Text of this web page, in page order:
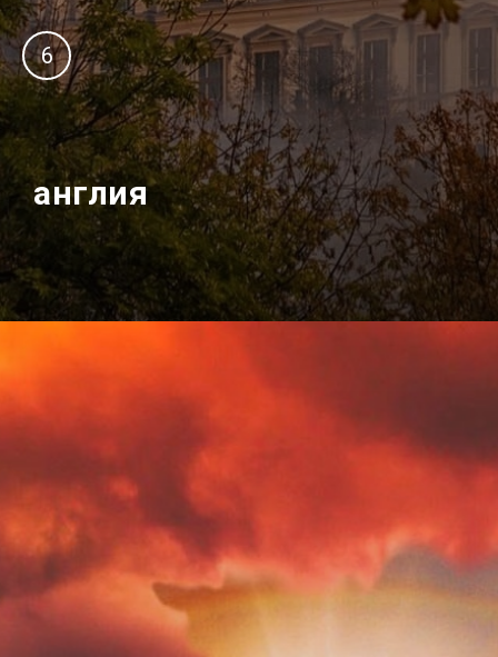
6
англия